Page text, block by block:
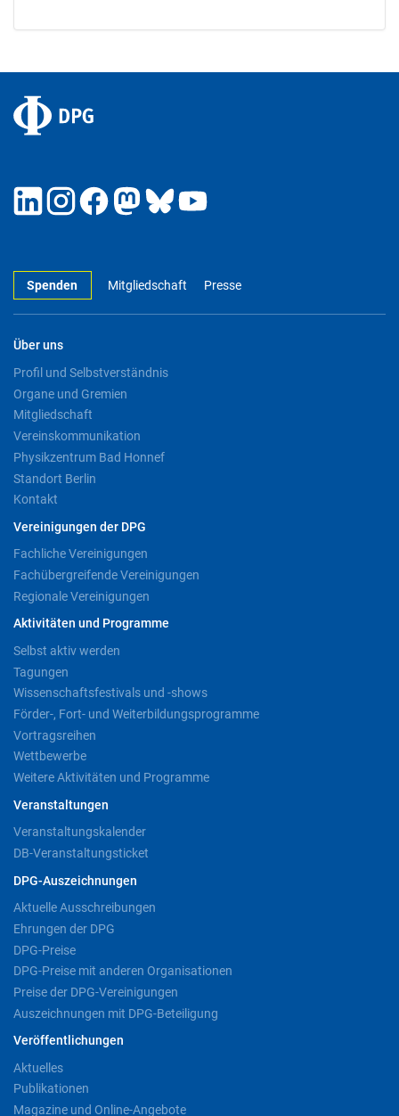
Spenden Mitgliedschaft Presse
Über uns
Profil und Selbstverständnis
Organe und Gremien
Mitgliedschaft
Vereinskommunikation
Physikzentrum Bad Honnef
Standort Berlin
Kontakt
Vereinigungen der DPG
Fachliche Vereinigungen
Fachübergreifende Vereinigungen
Regionale Vereinigungen
Aktivitäten und Programme
Selbst aktiv werden
Tagungen
Wissenschaftsfestivals und -shows
Förder-, Fort- und Weiterbildungsprogramme
Vortragsreihen
Wettbewerbe
Weitere Aktivitäten und Programme
Veranstaltungen
Veranstaltungskalender
DB-Veranstaltungsticket
DPG-Auszeichnungen
Aktuelle Ausschreibungen
Ehrungen der DPG
DPG-Preise
DPG-Preise mit anderen Organisationen
Preise der DPG-Vereinigungen
Auszeichnungen mit DPG-Beteiligung
Veröffentlichungen
Aktuelles
Publikationen
Magazine und Online-Angebote